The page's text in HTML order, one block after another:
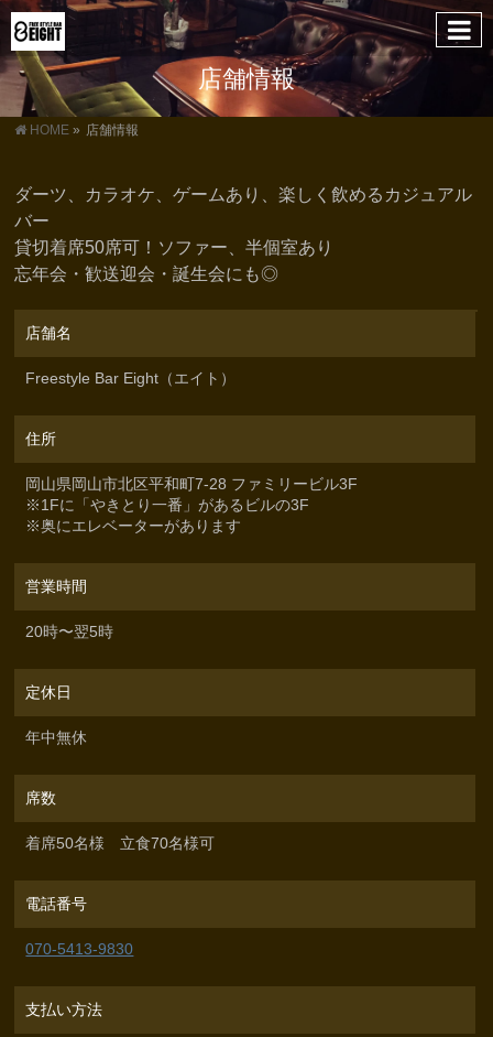
店舗情報
HOME » 店舗情報
ダーツ、カラオケ、ゲームあり、楽しく飲めるカジュアル
バー
貸切着席50席可！ソファー、半個室あり
忘年会・歓送迎会・誕生会にも◎
店舗名
Freestyle Bar Eight（エイト）
住所
岡山県岡山市北区平和町7-28 ファミリービル3F
※1Fに「やきとり一番」があるビルの3F
※奥にエレベーターがあります
営業時間
20時〜翌5時
定休日
年中無休
席数
着席50名様 立食70名様可
電話番号
070-5413-9830
支払い方法